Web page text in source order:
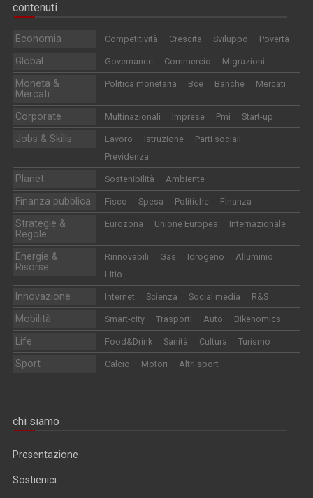
contenuti
Economia Competitività Crescita Sviluppo Povertà
Global Governance Commercio Migrazioni
Moneta &
Mercati
Politica monetaria Bce Banche Mercati
Corporate Multinazionali Imprese Pmi Start-up
Jobs & Skills Lavoro Istruzione
Parti sociali
Previdenza
Planet Sostenibilità Ambiente
Finanza pubblica Fisco Spesa Politiche Finanza
Strategie &
Regole
Eurozona Unione Europea Internazionale
Energie &
Risorse
Rinnovabili Gas Idrogeno
Alluminio
Litio
Innovazione Internet Scienza Social media R&S
Mobilità Smart-city Trasporti Auto Bikenomics
Life Food&Drink Sanità Cultura Turismo
Sport Calcio Motori Altri sport
chi siamo
Presentazione
Sostienici